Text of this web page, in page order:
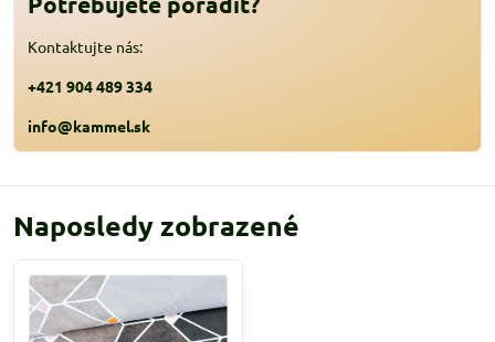
Kontaktujte nás:
+421 904 489 334
info@kammel.sk
Naposledy zobrazené